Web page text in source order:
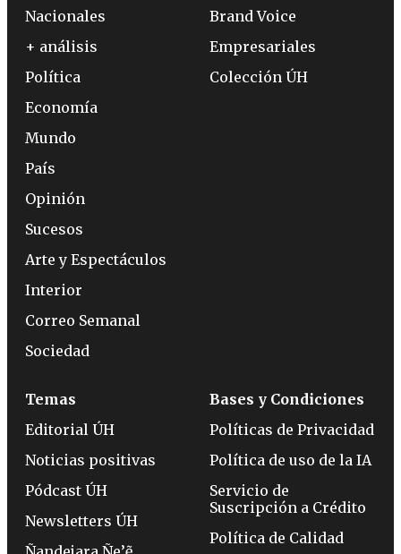
Nacionales
+ análisis
Política
Economía
Mundo
País
Opinión
Sucesos
Arte y Espectáculos
Interior
Correo Semanal
Sociedad
Brand Voice
Empresariales
Colección ÚH
Temas
Editorial ÚH
Noticias positivas
Pódcast ÚH
Newsletters ÚH
Bases y Condiciones
Políticas de Privacidad
Política de uso de la IA
Servicio de
Suscripción a Crédito
Política de Calidad